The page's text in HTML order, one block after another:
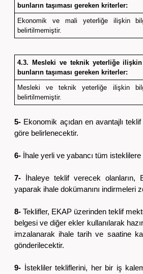
bunların taşıması gereken kriterler:
Ekonomik ve mali yeterliğe ilişkin
belirtilmemiştir.
4.3. Mesleki ve teknik yeterliğe
bunların taşıması gereken kriterler:
Mesleki ve teknik yeterliğe ilişkin
belirtilmemiştir.
5- Ekonomik açıdan en avantajlı
göre belirlenecektir.
6- İhale yerli ve yabancı tüm isteklilere
7- İhaleye teklif verecek olanların,
yaparak ihale dokümanını indirmeleri
8- Teklifler, EKAP üzerinden teklif
belgesi ve diğer ekler kullanılarak
imzalanarak ihale tarih ve saatine
gönderilecektir.
9- İstekliler tekliflerini, her bir iş